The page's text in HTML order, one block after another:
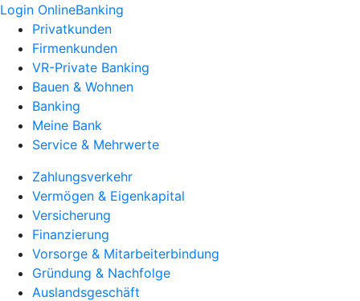
Login OnlineBanking
Privatkunden
Firmenkunden
VR-Private Banking
Bauen & Wohnen
Banking
Meine Bank
Service & Mehrwerte
Zahlungsverkehr
Vermögen & Eigenkapital
Versicherung
Finanzierung
Vorsorge & Mitarbeiterbindung
Gründung & Nachfolge
Auslandsgeschäft